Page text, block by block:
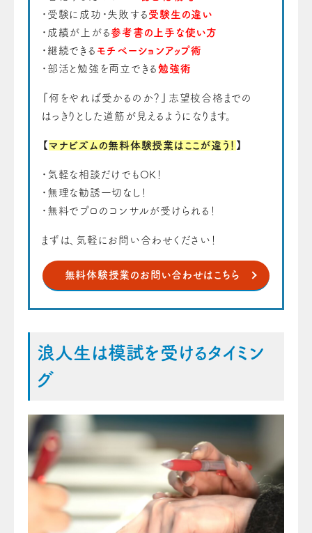
・受験に成功・失敗する 受験生の違い
・成績が上がる 参考書の上手な使い方
・継続できる モチベーションアップ術
・部活と勉強を両立できる 勉強術
『何をやれば受かるのか？』志望校合格までの
はっきりとした道筋が見えるようになります。
【 マナビズムの無料体験授業はここが違う！ 】
・気軽な相談だけでもOK！
・無理な勧誘一切なし！
・無料でプロのコンサルが受けられる！
まずは、気軽にお問い合わせください！
無料体験授業のお問い合わせはこちら
浪人生は模試を受けるタイミン
グ